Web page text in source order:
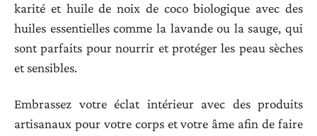
karité et huile de noix de coco biologique avec des
huiles essentielles comme la lavande ou la sauge, qui
sont parfaits pour nourrir et protéger les peau sèches
et sensibles.
Embrassez votre éclat intérieur avec des produits
artisanaux pour votre corps et votre âme afin de faire